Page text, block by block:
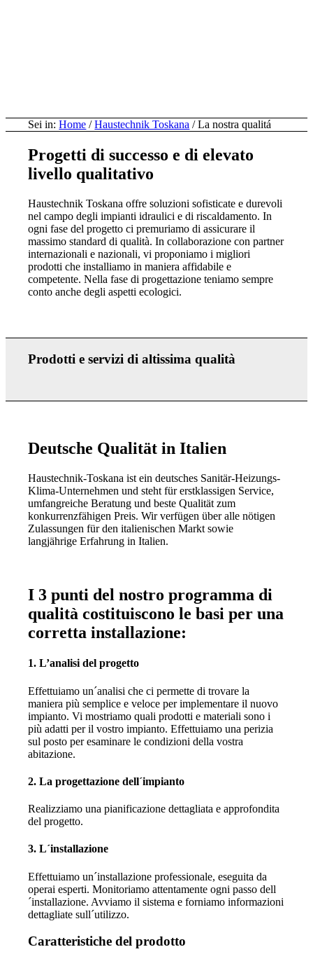
Sei in: Home / Haustechnik Toskana / La nostra qualitá
Progetti di successo e di elevato
livello qualitativo
Haustechnik Toskana offre soluzioni sofisticate e durevoli
nel campo degli impianti idraulici e di riscaldamento. In
ogni fase del progetto ci premuriamo di assicurare il
massimo standard di qualità. In collaborazione con partner
internazionali e nazionali, vi proponiamo i migliori
prodotti che installiamo in maniera affidabile e
competente. Nella fase di progettazione teniamo sempre
conto anche degli aspetti ecologici.
Prodotti e servizi di altissima qualità
Deutsche Qualität in Italien
Haustechnik-Toskana ist ein deutsches Sanitär-Heizungs-
Klima-Unternehmen und steht für erstklassigen Service,
umfangreiche Beratung und beste Qualität zum
konkurrenzfähigen Preis. Wir verfügen über alle nötigen
Zulassungen für den italienischen Markt sowie
langjährige Erfahrung in Italien.
I 3 punti del nostro programma di
qualità costituiscono le basi per una
corretta installazione:
1. L’analisi del progetto
Effettuiamo un´analisi che ci permette di trovare la
maniera più semplice e veloce per implementare il nuovo
impianto. Vi mostriamo quali prodotti e materiali sono i
più adatti per il vostro impianto. Effettuiamo una perizia
sul posto per esaminare le condizioni della vostra
abitazione.
2. La progettazione dell´impianto
Realizziamo una pianificazione dettagliata e approfondita
del progetto.
3. L´installazione
Effettuiamo un´installazione professionale, eseguita da
operai esperti. Monitoriamo attentamente ogni passo dell
´installazione. Avviamo il sistema e forniamo informazioni
dettagliate sull´utilizzo.
Caratteristiche del prodotto